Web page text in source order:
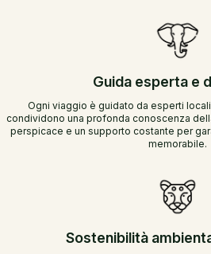
Guida esperta e
Ogni viaggio è guidato da esperti
condividono una profonda conoscenza
perspicace e un supporto costante per
memorabile.
Sostenibilità